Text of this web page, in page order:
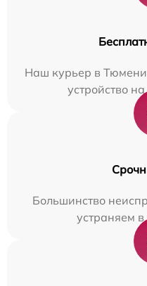
Наш курьер в Тюмени
устройство
Большинство
устраняем в